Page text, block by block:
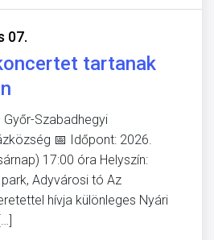
07.
tartanak
Szabadhegyi
📅 Időpont: 2026.
17:00 óra Helyszín:
Adyvárosi tó Az
hívja különleges Nyári